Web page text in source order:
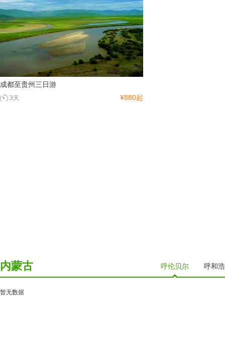
成都至贵州三日游
¥880起
3天
内蒙古 呼伦贝尔 呼和
暂无数据